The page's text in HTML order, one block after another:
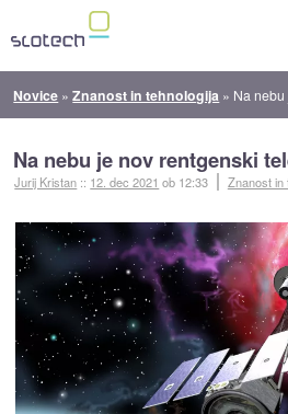
Novice »Znanost in tehnologija » Na
Na nebu je nov rentgenski
Jurij Kristan :: 12. dec 2021 ob 12:33 Znanost in